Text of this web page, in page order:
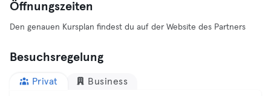
Öffnungszeiten
Den genauen Kursplan findest du auf der Website des Partners
Besuchsregelung
Privat Business